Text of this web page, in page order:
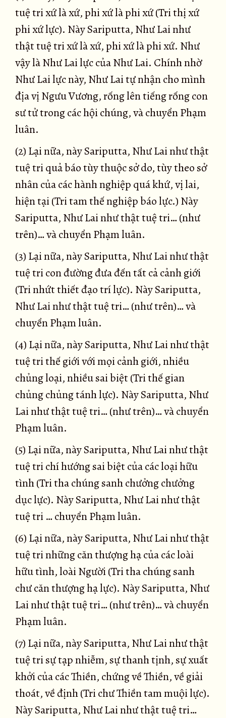
tuệ tri xứ là xứ, phi xứ là phi xứ (Tri thị xứ
phi xứ lực). Này Sariputta, Như Lai như
thật tuệ tri xứ là xứ, phi xứ là phi xứ. Như
vậy là Như Lai lực của Như Lai. Chính nhờ
Như Lai lực này, Như Lai tự nhận cho mình
địa vị Ngưu Vương, rống lên tiếng rống con
sư tử trong các hội chúng, và chuyển Phạm
luân.
(2) Lại nữa, này Sariputta, Như Lai như thật
tuệ tri quả báo tùy thuộc sở do, tùy theo sở
nhân của các hành nghiệp quá khứ, vị lai,
hiện tại (Tri tam thế nghiệp báo lực.) Này
Sariputta, Như Lai như thật tuệ tri… (như
trên)… và chuyển Phạm luân.
(3) Lại nữa, này Sariputta, Như Lai như thật
tuệ tri con đường đưa đến tất cả cảnh giới
(Tri nhứt thiết đạo trí lực). Này Sariputta,
Như Lai như thật tuệ tri… (như trên)… và
chuyển Phạm luân.
(4) Lại nữa, này Sariputta, Như Lai như thật
tuệ tri thế giới với mọi cảnh giới, nhiều
chủng loại, nhiều sai biệt (Tri thế gian
chủng chủng tánh lực). Này Sariputta, Như
Lai như thật tuệ tri… (như trên)… và chuyển
Phạm luân.
(5) Lại nữa, này Sariputta, Như Lai như thật
tuệ tri chí hướng sai biệt của các loại hữu
tình (Tri tha chúng sanh chưởng chưởng
dục lực). Này Sariputta, Như Lai như thật
tuệ tri … chuyển Phạm luân.
(6) Lại nữa, này Sariputta, Như Lai như thật
tuệ tri những căn thượng hạ của các loài
hữu tình, loài Người (Tri tha chúng sanh
chư căn thượng hạ lực). Này Sariputta, Như
Lai như thật tuệ tri… (như trên)… và chuyển
Phạm luân.
(7) Lại nữa, này Sariputta, Như Lai như thật
tuệ tri sự tạp nhiễm, sự thanh tịnh, sự xuất
khởi của các Thiền, chứng về Thiền, về giải
thoát, về định (Tri chư Thiền tam muội lực).
Này Sariputta, Như Lai như thật tuệ tri…